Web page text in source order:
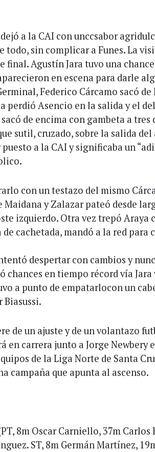
a la CAI con unccsabor
todo, sin complicar a Funes. La
final. Agustín Jara tuvo una
en escena para darle
Federico Cárcamo sacó
perdió Asencio en la salida y el
de encima con gambeta a tres
sutil, cruzado, sobre la salida del
a la CAI y significaba un
con un testazo del mismo
Maidana y Zalazar pateó desde
izquierdo. Otra vez trepó Araya
cachetada, mandó a la red para
despertar con cambios y
chances en tiempo récord vía Jara
a punto de empatarlocon un
Biasussi.
de un ajuste y de un volantazo
en carrera junto a Jorge Newbery
de la Liga Norte de Santa
campaña que apunta al ascenso.
8m Oscar Carniello, 37m Carlos
ST, 8m Germán Martínez,